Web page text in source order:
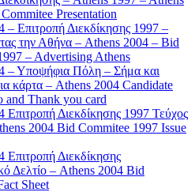
Presentation
– Επιτροπή Διεκδίκησης 1997 –
την Αθήνα – Athens 2004 – Bid
– Advertising Athens
– Υποψήφια Πόλη – Σήμα και
κάρτα – Athens 2004 Candidate
and Thank you card
Επιτροπή Διεκδίκησης 1997 Τεύχος
2004 Bid Commitee 1997 Issue
Διεκδίκησης
Δελτίο – Athens 2004 Bid
Sheet